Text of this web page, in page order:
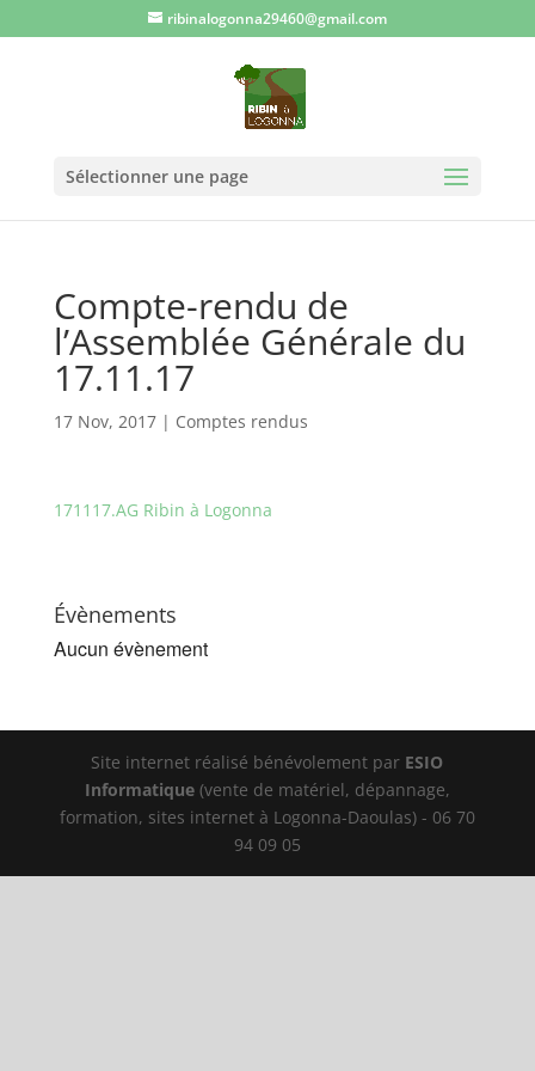
ribinalogonna29460@gmail.com
Sélectionner une page
Compte-rendu de
l’Assemblée Générale du
17.11.17
17 Nov, 2017| Comptes rendus
171117.AG Ribin à Logonna
Évènements
Aucun évènement
Site internet réalisé bénévolement par ESIO
Informatique(vente de matériel, dépannage,
formation, sites internet à Logonna-Daoulas) - 06 70
94 09 05